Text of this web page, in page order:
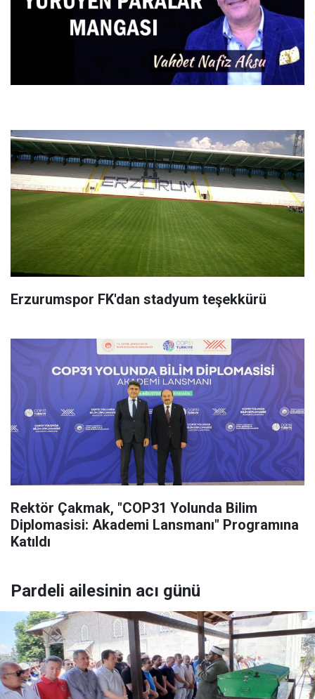
Erzurumspor FK'dan stadyum teşekkürü
Rektör Çakmak, "COP31 Yolunda Bilim
Diplomasisi: Akademi Lansmanı" Programına
Katıldı
Pardeli ailesinin acı günü